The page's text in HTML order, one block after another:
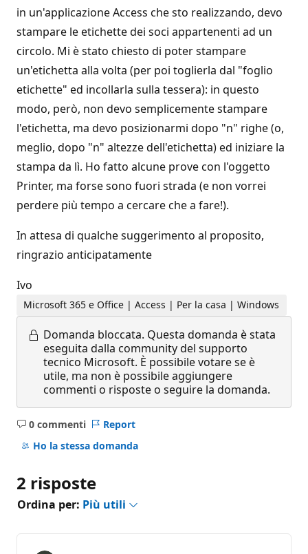
in un'applicazione Access che sto realizzando, devo
stampare le etichette dei soci appartenenti ad un
circolo. Mi è stato chiesto di poter stampare
un'etichetta alla volta (per poi toglierla dal "foglio
etichette" ed incollarla sulla tessera): in questo
modo, però, non devo semplicemente stampare
l'etichetta, ma devo posizionarmi dopo "n" righe (o,
meglio, dopo "n" altezze dell'etichetta) ed iniziare la
stampa da lì. Ho fatto alcune prove con l'oggetto
Printer, ma forse sono fuori strada (e non vorrei
perdere più tempo a cercare che a fare!).
In attesa di qualche suggerimento al proposito,
ringrazio anticipatamente
Ivo
Microsoft 365 e Office | Access | Per la casa | Windows
Domanda bloccata. Questa domanda è stata
eseguita dalla community del supporto
tecnico Microsoft. È possibile votare se è
utile, ma non è possibile aggiungere
commenti o risposte o seguire la domanda.
0 commenti
Nessun
commento
Report
Ho la stessa domanda
2 risposte
Ordina per: Più utili